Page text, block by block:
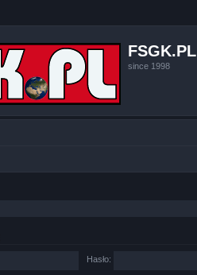
FSGK.PL
since 1998
Hasło: